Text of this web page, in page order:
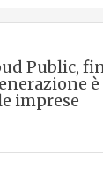
Public,
è
imprese